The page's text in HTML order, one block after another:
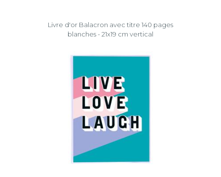
Livre d'or Balacron avec titre 140 pages
blanches - 21x19 cm vertical